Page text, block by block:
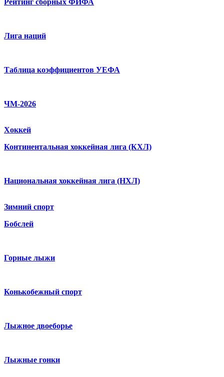
Рейтинг сборных ФИФА
Лига наций
Таблица коэффициентов УЕФА
ЧМ-2026
Хоккей
Континентальная хоккейная лига (КХЛ)
Национальная хоккейная лига (НХЛ)
Зимний спорт
Бобслей
Горные лыжи
Конькобежный спорт
Лыжное двоеборье
Лыжные гонки